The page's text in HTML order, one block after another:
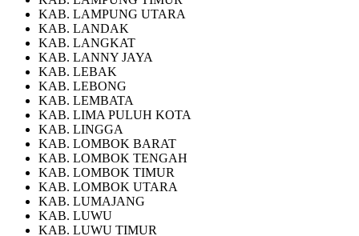
KAB. LAMPUNG UTARA
KAB. LANDAK
KAB. LANGKAT
KAB. LANNY JAYA
KAB. LEBAK
KAB. LEBONG
KAB. LEMBATA
KAB. LIMA PULUH KOTA
KAB. LINGGA
KAB. LOMBOK BARAT
KAB. LOMBOK TENGAH
KAB. LOMBOK TIMUR
KAB. LOMBOK UTARA
KAB. LUMAJANG
KAB. LUWU
KAB. LUWU TIMUR